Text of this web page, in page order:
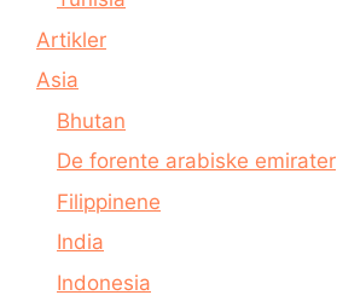
Artikler
Asia
Bhutan
De forente arabiske emirater
Filippinene
India
Indonesia